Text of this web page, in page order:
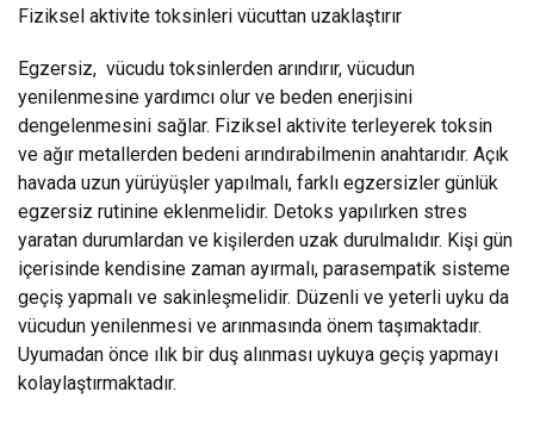
Fiziksel aktivite toksinleri vücuttan uzaklaştırır
Egzersiz, vücudu toksinlerden arındırır, vücudun
yenilenmesine yardımcı olur ve beden enerjisini
dengelenmesini sağlar. Fiziksel aktivite terleyerek toksin
ve ağır metallerden bedeni arındırabilmenin anahtarıdır. Açık
havada uzun yürüyüşler yapılmalı, farklı egzersizler günlük
egzersiz rutinine eklenmelidir. Detoks yapılırken stres
yaratan durumlardan ve kişilerden uzak durulmalıdır. Kişi gün
içerisinde kendisine zaman ayırmalı, parasempatik sisteme
geçiş yapmalı ve sakinleşmelidir. Düzenli ve yeterli uyku da
vücudun yenilenmesi ve arınmasında önem taşımaktadır.
Uyumadan önce ılık bir duş alınması uykuya geçiş yapmayı
kolaylaştırmaktadır.